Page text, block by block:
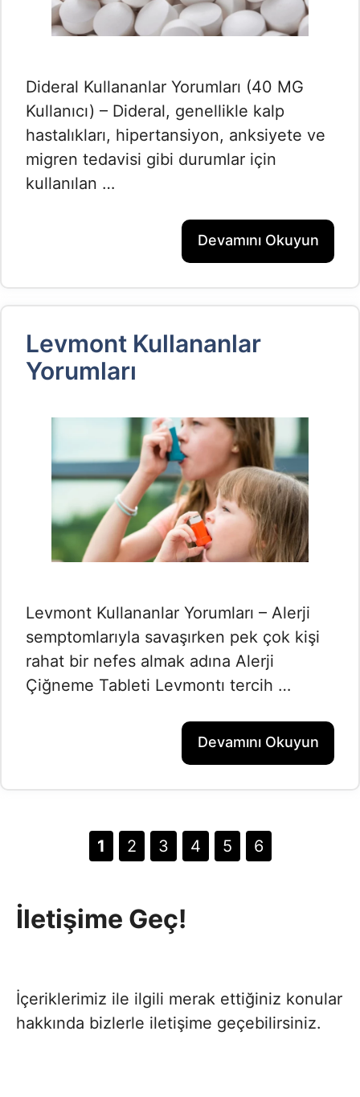
Dideral Kullananlar Yorumları (40 MG
Kullanıcı) – Dideral, genellikle kalp
hastalıkları, hipertansiyon, anksiyete ve
migren tedavisi gibi durumlar için
kullanılan …
Devamını Okuyun
Levmont Kullananlar
Yorumları
Levmont Kullananlar Yorumları – Alerji
semptomlarıyla savaşırken pek çok kişi
rahat bir nefes almak adına Alerji
Çiğneme Tableti Levmontı tercih …
Devamını Okuyun
Sayfa
1 Sayfa
2 Sayfa
3 Sayfa
4 Sayfa
5 Sayfa
6
İletişime Geç!
İçeriklerimiz ile ilgili merak ettiğiniz konular
hakkında bizlerle iletişime geçebilirsiniz.